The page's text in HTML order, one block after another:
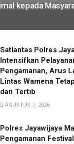
kepada
Satlantas Polres
Intensifkan
Pengamanan, Arus
Lintas Wamena
dan Tertib
AGUSTUS 7, 2026
Polres Jayawijaya
Pengamanan